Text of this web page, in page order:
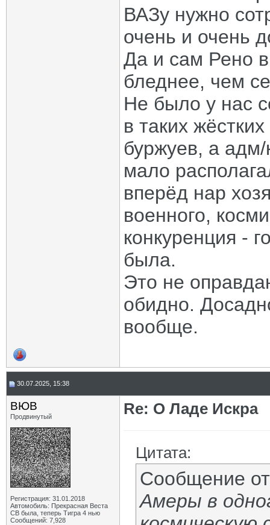
ВАЗу нужно
очень и очень
Да и сам Рено
бледнее, чем
Не было у нас
в таких
буржуев, а
мало
вперёд нар
военного,
конкуренция -
была.
Это не
обидно.
вообще.
30.07.2025, 15:38
ВЮВ
Продвинутый
Регистрация: 31.01.2018
Автомобиль: Прекрасная Веста
СВ была, теперь Тигра 4 нью
Сообщений: 7,928
Re: О Ладе Искра
Цитата:
Сообщение
Амеры в